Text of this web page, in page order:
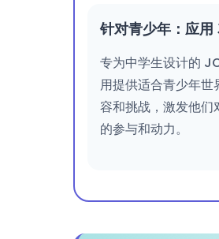
针对青少年：应用
专为中学生设计的
用提供适合青少年世
容和挑战，激发他们
的参与和动力。